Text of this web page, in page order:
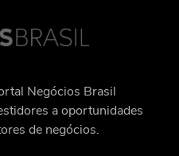
Negócios Brasil
a oportunidades
de negócios.